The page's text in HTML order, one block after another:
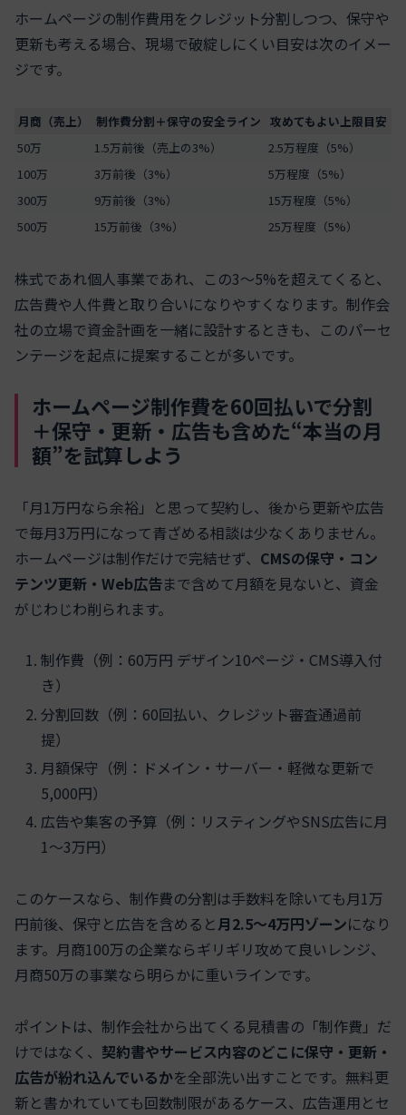
ホームページの制作費用をクレジット分割しつつ、保守や
更新も考える場合、現場で破綻しにくい目安は次のイメー
ジです。
月商（売上） 制作費分割＋保守の安全ライン 攻めてもよい上限目安
50万
1.5万前後（売上の3%）
2.5万程度（5%）
100万
3万前後（3%）
5万程度（5%）
300万
9万前後（3%）
15万程度（5%）
500万
15万前後（3%） 25万程度（5%）
株式であれ個人事業であれ、この3〜5%を超えてくると、
広告費や人件費と取り合いになりやすくなります。制作会
社の立場で資金計画を一緒に設計するときも、このパーセ
ンテージを起点に提案することが多いです。
ホームページ制作費を60回払いで分割
＋保守・更新・広告も含めた“本当の月
額”を試算しよう
「月1万円なら余裕」と思って契約し、後から更新や広告
で毎月3万円になって青ざめる相談は少なくありません。
ホームページは制作だけで完結せず、 CMSの保守・コン
テンツ更新・Web広告まで含めて月額を見ないと、資金
がじわじわ削られます。
制作費（例：60万円 デザイン10ページ・CMS導入付
き）
分割回数（例：60回払い、クレジット審査通過前
提）
月額保守（例：ドメイン・サーバー・軽微な更新で
5,000円）
広告や集客の予算（例：リスティングやSNS広告に月
1〜3万円）
このケースなら、制作費の分割は手数料を除いても月1万
円前後、保守と広告を含めると月2.5〜4万円ゾーンになり
ます。月商100万の企業ならギリギリ攻めて良いレンジ、
月商50万の事業なら明らかに重いラインです。
ポイントは、制作会社から出てくる見積書の「制作費」だ
けではなく、 契約書やサービス内容のどこに保守・更新・
広告が紛れ込んでいるかを全部洗い出すことです。無料更
新と書かれていても回数制限があるケース、広告運用とセ